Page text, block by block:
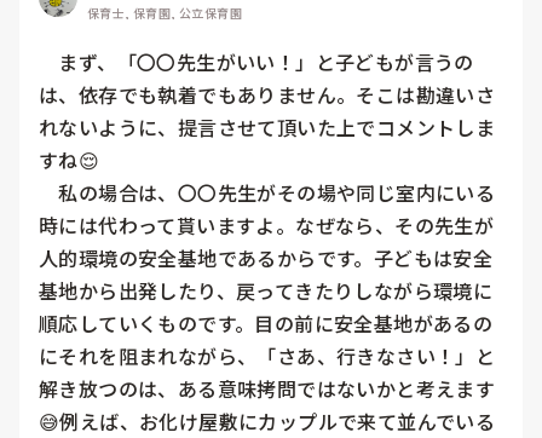
保育士, 保育園, 公立保育園
まず、「〇〇先生がいい！」と子どもが言うの
は、依存でも執着でもありません。そこは勘違いさ
れないように、提言させて頂いた上でコメントしま
すね😌
私の場合は、〇〇先生がその場や同じ室内にいる
時には代わって貰いますよ。なぜなら、その先生が
人的環境の安全基地であるからです。子どもは安全
基地から出発したり、戻ってきたりしながら環境に
順応していくものです。目の前に安全基地があるの
にそれを阻まれながら、「さあ、行きなさい！」と
解き放つのは、ある意味拷問ではないかと考えます
😅例えば、お化け屋敷にカップルで来て並んでいる